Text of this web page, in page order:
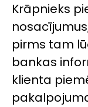
Krāpnieks
pirms tam
bankas
klienta